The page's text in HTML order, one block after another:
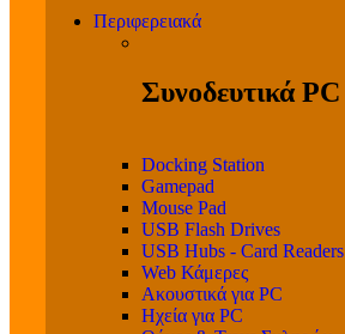
Περιφερειακά
Συνοδευτικά PC
Docking Station
Gamepad
Mouse Pad
USB Flash Drives
USB Hubs - Card Readers
Web Κάμερες
Ακουστικά για PC
Ηχεία για PC